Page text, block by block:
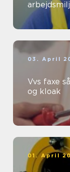
03. April
Vvs faxe sådan får du styr på vand, varme
og kloak
01. April